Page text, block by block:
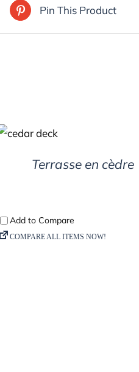
Pin This Product
DETAILS
Terrasse en cèdre